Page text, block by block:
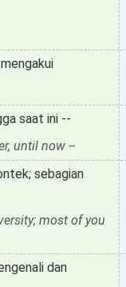
saat ini --
until now --
sebagian
most of you
dan